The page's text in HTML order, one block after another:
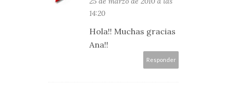
14:20
Hola!! Muchas gracias
Ana!!
Responder